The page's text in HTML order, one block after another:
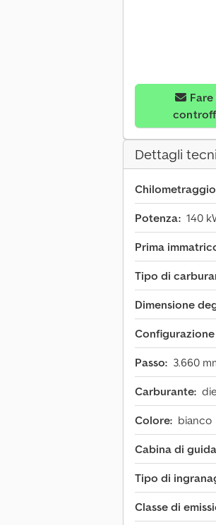
Dettagli
Potenza: 140
Prima
Tipo di
Dimensione
Passo: 3.660
Carburante:
Colore: bianco
Cabina di
Tipo di
Classe di